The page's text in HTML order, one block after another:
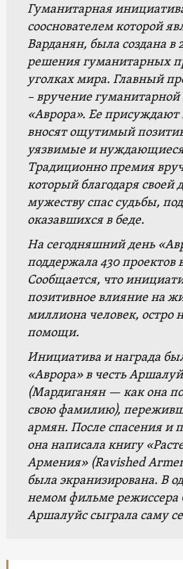
Гуманитарная
сооснователем которой
Варданян, была создана в
решения гуманитарных
уголках мира. Главный
– вручение
«Аврора». Ее присуждают
вносят ощутимый
уязвимые и нуждающиеся
Традиционно премия
который благодаря своей
мужеству спас судьбы,
оказавшихся в беде.
На сегодняшний день
поддержала 430 проектов
Сообщается, что
позитивное влияние на
миллиона человек,
помощи.
Инициатива и награда
«Аврора» в честь
(Мардиганян — как она
свою фамилию),
армян. После спасения и
она написала книгу
Армения» (Ravished
была экранизирована. В
немом фильме режиссера
Аршалуйс сыграла саму